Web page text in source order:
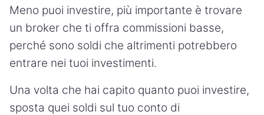
Meno puoi investire, più importante è trovare
un broker che ti offra commissioni basse,
perché sono soldi che altrimenti potrebbero
entrare nei tuoi investimenti.
Una volta che hai capito quanto puoi investire,
sposta quei soldi sul tuo conto di